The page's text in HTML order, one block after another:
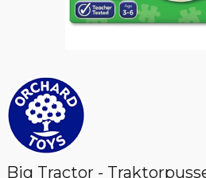
Big Tractor -